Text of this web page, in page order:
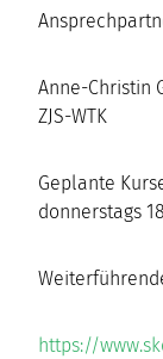
Anne-Christin
ZJS-WTK
Geplante
donnerstags
https://